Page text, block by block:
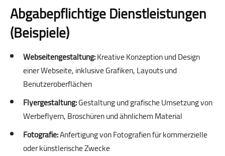
Abgabepflichtige Dienstleistungen
(Beispiele)
Webseitengestaltung:Kreative Konzeption und Design
einer Webseite, inklusive Grafiken, Layouts und
Benutzeroberflächen
Flyergestaltung:Gestaltung und grafische Umsetzung von
Werbeflyern, Broschüren und ähnlichem Material
Fotografie:Anfertigung von Fotografien für kommerzielle
oder künstlerische Zwecke